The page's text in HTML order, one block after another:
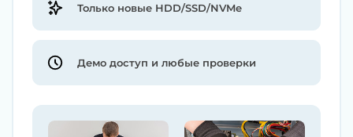
Только новые HDD/SSD/NVMe
Демо доступ и любые проверки